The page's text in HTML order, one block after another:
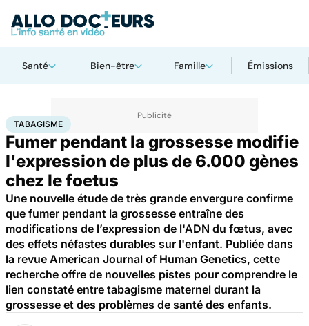
Santé Bien-être Famille Émissions
AccueilSanté Maladies Tabagisme
TABAGISME
Fumer pendant la grossesse modifie
l'expression de plus de 6.000 gènes
chez le foetus
Une nouvelle étude de très grande envergure confirme
que fumer pendant la grossesse entraîne des
modifications de l’expression de l'ADN du fœtus, avec
des effets néfastes durables sur l'enfant. Publiée dans
la revue American Journal of Human Genetics, cette
recherche offre de nouvelles pistes pour comprendre le
lien constaté entre tabagisme maternel durant la
grossesse et des problèmes de santé des enfants.